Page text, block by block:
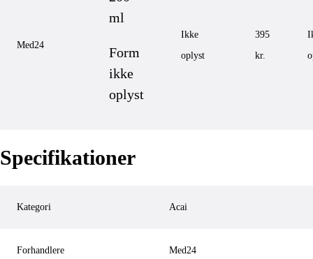
Med24
ml
Form
ikke
oplyst
Ikke
oplyst
395
kr.
Specifikationer
Kategori Acai
Forhandlere Med24